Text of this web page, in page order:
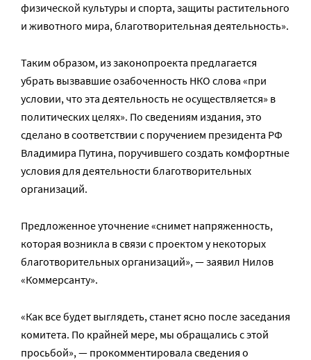
физической культуры и спорта, защиты растительного
и животного мира, благотворительная деятельность».
Таким образом, из законопроекта предлагается
убрать вызвавшие озабоченность НКО слова «при
условии, что эта деятельность не осуществляется» в
политических целях». По сведениям издания, это
сделано в соответствии с поручением президента РФ
Владимира Путина, поручившего создать комфортные
условия для деятельности благотворительных
организаций.
Предложенное уточнение «снимет напряженность,
которая возникла в связи с проектом у некоторых
благотворительных организаций», — заявил Нилов
«Коммерсанту».
«Как все будет выглядеть, станет ясно после заседания
комитета. По крайней мере, мы обращались с этой
просьбой», — прокомментировала сведения о